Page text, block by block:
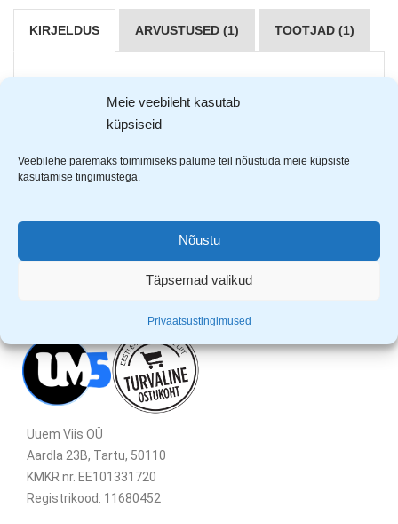
Meie veebileht kasutab
küpsiseid
Veebilehe paremaks toimimiseks palume teil nõustuda meie küpsiste
kasutamise tingimustega.
Nõustu
Täpsemad valikud
Privaatsustingimused
KIRJELDUS ARVUSTUSED (1) TOOTJAD (1)
kandmiseks igal ajal. Funktsionaalsed ja vastupidavad sokid
nailonit ja elastaani, mis tagab vastupidavuse ja venivuse.
Uuem Viis OÜ
Aardla 23B, Tartu, 50110
KMKR nr. EE101331720
Registrikood: 11680452